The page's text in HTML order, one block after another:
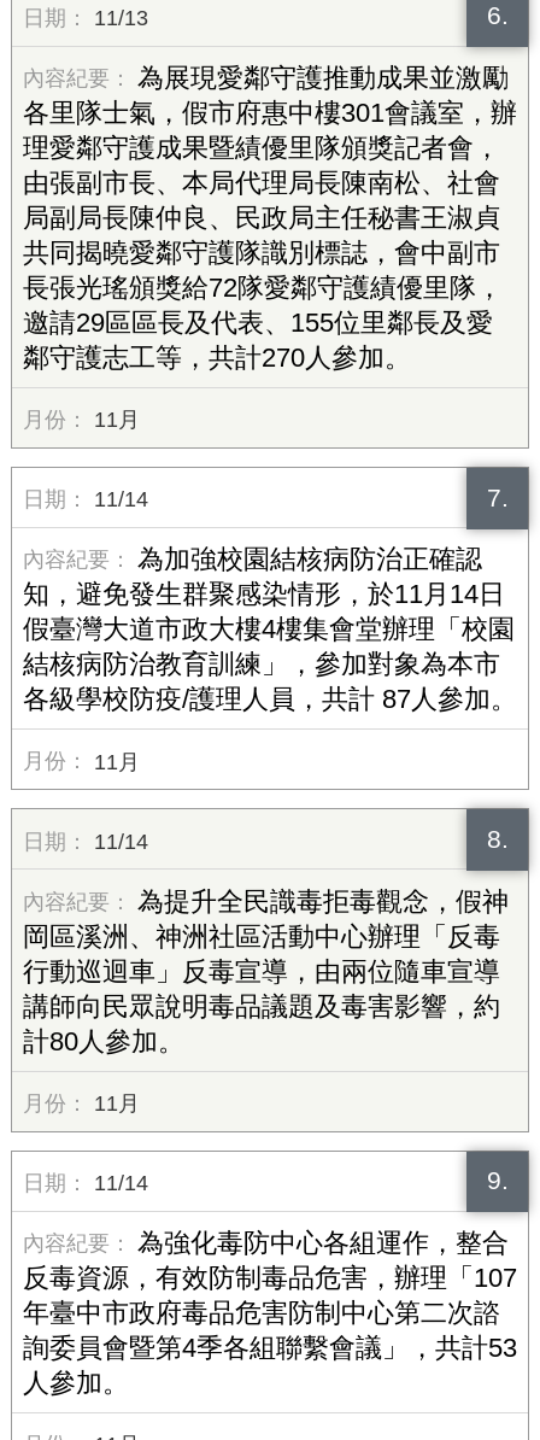
6.
11/13
為展現愛鄰守護推動成果並激勵
各里隊士氣，假市府惠中樓301會議室，辦
理愛鄰守護成果暨績優里隊頒獎記者會，
由張副市長、本局代理局長陳南松、社會
局副局長陳仲良、民政局主任秘書王淑貞
共同揭曉愛鄰守護隊識別標誌，會中副市
長張光瑤頒獎給72隊愛鄰守護績優里隊，
邀請29區區長及代表、155位里鄰長及愛
鄰守護志工等，共計270人參加。
11月
7.
11/14
為加強校園結核病防治正確認
知，避免發生群聚感染情形，於11月14日
假臺灣大道市政大樓4樓集會堂辦理「校園
結核病防治教育訓練」，參加對象為本市
各級學校防疫/護理人員，共計 87人參加。
11月
8.
11/14
為提升全民識毒拒毒觀念，假神
岡區溪洲、神洲社區活動中心辦理「反毒
行動巡迴車」反毒宣導，由兩位隨車宣導
講師向民眾說明毒品議題及毒害影響，約
計80人參加。
11月
9.
11/14
為強化毒防中心各組運作，整合
反毒資源，有效防制毒品危害，辦理「107
年臺中市政府毒品危害防制中心第二次諮
詢委員會暨第4季各組聯繫會議」，共計53
人參加。